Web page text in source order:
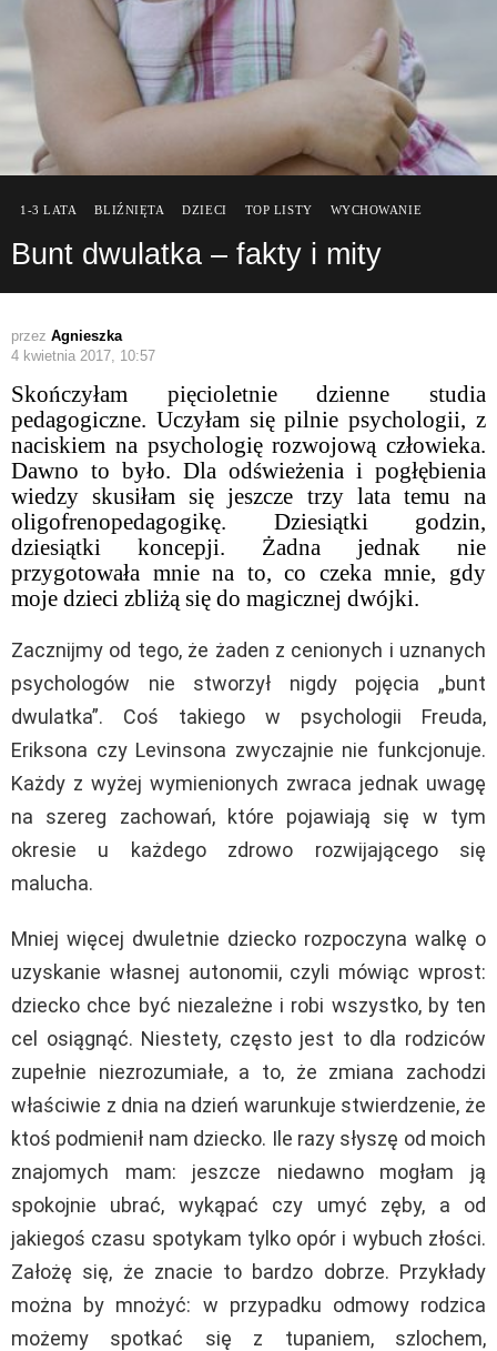
1-3 LATA BLIŹNIĘTA DZIECI TOP LISTY WYCHOWANIE
Bunt dwulatka – fakty i mity
przez Agnieszka
4 kwietnia 2017, 10:57
Skończyłam pięcioletnie dzienne studia
pedagogiczne. Uczyłam się pilnie psychologii, z
naciskiem na psychologię rozwojową człowieka.
Dawno to było. Dla odświeżenia i pogłębienia
wiedzy skusiłam się jeszcze trzy lata temu na
oligofrenopedagogikę. Dziesiątki godzin,
dziesiątki koncepji. Żadna jednak nie
przygotowała mnie na to, co czeka mnie, gdy
moje dzieci zbliżą się do magicznej dwójki.
Zacznijmy od tego, że żaden z cenionych i uznanych
psychologów nie stworzył nigdy pojęcia „bunt
dwulatka”. Coś takiego w psychologii Freuda,
Eriksona czy Levinsona zwyczajnie nie funkcjonuje.
Każdy z wyżej wymienionych zwraca jednak uwagę
na szereg zachowań, które pojawiają się w tym
okresie u każdego zdrowo rozwijającego się
malucha.
Mniej więcej dwuletnie dziecko rozpoczyna walkę o
uzyskanie własnej autonomii, czyli mówiąc wprost:
dziecko chce być niezależne i robi wszystko, by ten
cel osiągnąć. Niestety, często jest to dla rodziców
zupełnie niezrozumiałe, a to, że zmiana zachodzi
właściwie z dnia na dzień warunkuje stwierdzenie, że
ktoś podmienił nam dziecko. Ile razy słyszę od moich
znajomych mam: jeszcze niedawno mogłam ją
spokojnie ubrać, wykąpać czy umyć zęby, a od
jakiegoś czasu spotykam tylko opór i wybuch złości.
Założę się, że znacie to bardzo dobrze. Przykłady
można by mnożyć: w przypadku odmowy rodzica
możemy spotkać się z tupaniem, szlochem,